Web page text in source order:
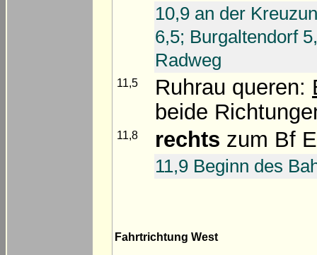
10,9 an der
6,5; Burgaltendorf
Radweg
11,5 Ruhrau queren:
beide
11,8 rechts zum Bf
11,9 Beginn des
Fahrtrichtung West